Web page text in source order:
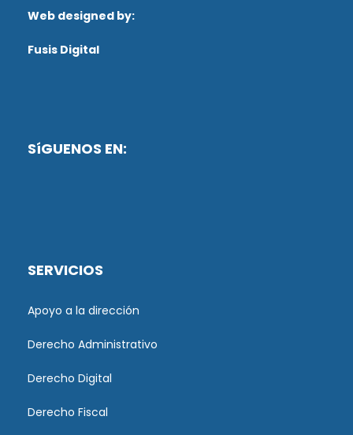
Web designed by:
Fusis Digital
SíGUENOS EN:
SERVICIOS
Apoyo a la dirección
Derecho Administrativo
Derecho Digital
Derecho Fiscal